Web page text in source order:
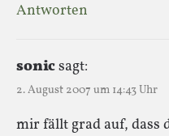
Antworten
sonicsagt:
2. August 2007 um 14:43 Uhr
mir fällt grad auf, dass